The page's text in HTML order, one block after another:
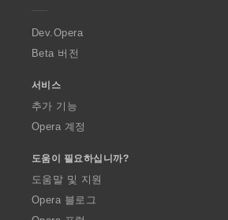
a
Dev.Opera
Beta 버전
서비스
추가 기능
Opera 계정
도움이 필요하십니까?
도움말 및 지원
Opera 블로그